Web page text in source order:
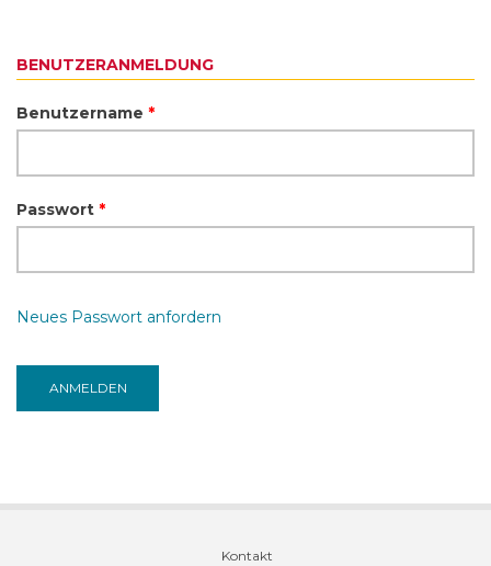
BENUTZERANMELDUNG
Benutzername *
Passwort *
Neues Passwort anfordern
Kontakt